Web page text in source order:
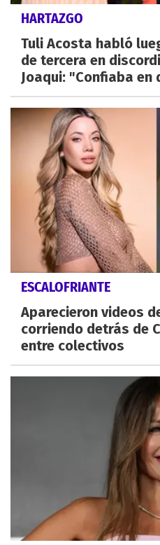
HARTAZGO
Tuli Acosta habló
de tercera en
Joaqui: "Confiaba en
ESCALOFRIANTE
Aparecieron videos
corriendo detrás de
entre colectivos